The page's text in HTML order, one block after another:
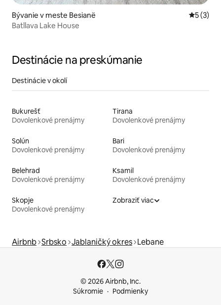
Bývanie v meste Besianë
5 (3)
Batllava Lake House
Destinácie na preskúmanie
Destinácie v okolí
Bukurešť
Dovolenkové prenájmy
Tirana
Dovolenkové prenájmy
Solún
Dovolenkové prenájmy
Bari
Dovolenkové prenájmy
Belehrad
Dovolenkové prenájmy
Ksamil
Dovolenkové prenájmy
Skopje
Dovolenkové prenájmy
Zobraziť viac
Airbnb Srbsko Jablaničký okres Lebane
© 2026 Airbnb, Inc.
Súkromie
Podmienky